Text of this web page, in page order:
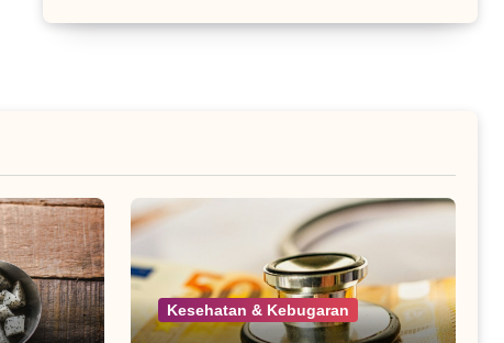
Kesehatan & Kebugaran